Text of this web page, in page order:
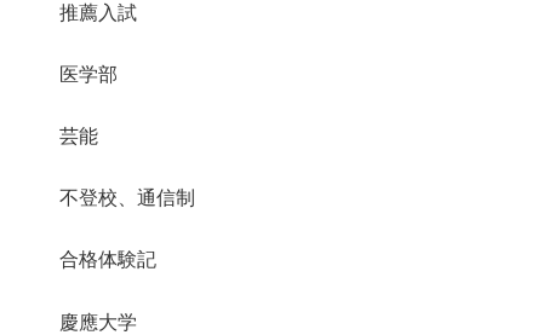
推薦入試
医学部
芸能
不登校、通信制
合格体験記
慶應大学